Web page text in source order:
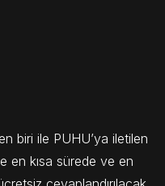
biri ile PUHU’ya iletilen
en kısa sürede ve en